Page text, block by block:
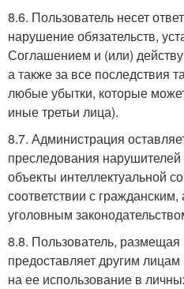
8.6. Пользователь несет
нарушение обязательств,
Соглашением и (или)
а также за все последствия
любые убытки, которые
иные третьи лица).
8.7. Администрация
преследования
объекты интеллектуальной
соответствии с
уголовным
8.8. Пользователь,
предоставляет другим
на ее использование в